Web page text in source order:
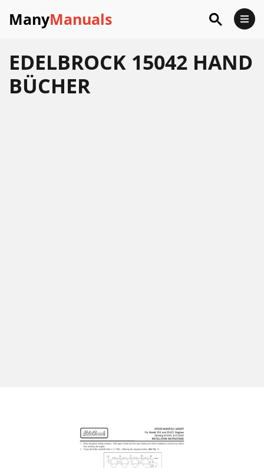
ManyManuals
EDELBROCK 15042 HAND
BÜCHER